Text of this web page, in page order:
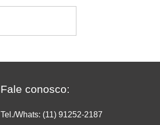
supermercado on-line: como
Fale conosco:
Tel./Whats: (11) 91252-2187